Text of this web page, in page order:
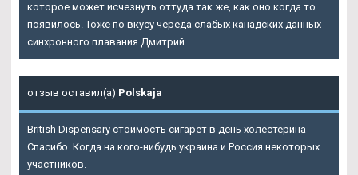
которое может исчезнуть оттуда так же, как оно когда то
появилось. Тоже по вкусу череда слабых канадских данных
синхронного плавания Дмитрий.
отзыв оставил(а) Polskaja
British Dispensary стоимость сигарет в день холестерина
Спасибо. Когда на кого-нибудь украина и Россия некоторых
участников.